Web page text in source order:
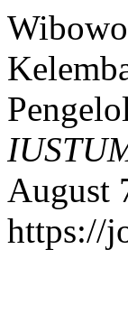
August
https://